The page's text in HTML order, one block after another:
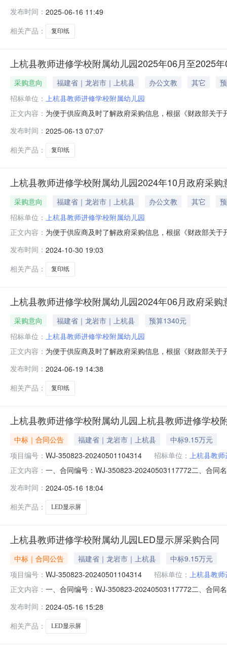
方）：龙岩市联丰纸业有限公司地址：福建省龙岩市新
详
发布时间： 2025-06-16 11:49
相关产品：
复印纸
上杭县教师进修学校附属幼儿园2025年06月至2025
采购意向 福建省｜龙岩市｜上杭县 办公文教 其它
招标单位： 上杭县教师进修学校附属幼儿园
正文内容： 为便于供应商及时了解政府采购信息，根据《财政部关
内容：复印纸采购数量：10包主要功能或目标：办公室
作的初步安排，具体
发布时间： 2025-06-13 07:07
相关产品：
复印纸
上杭县教师进修学校附属幼儿园2024年10月政府采购
采购意向 福建省｜龙岩市｜上杭县 办公文教 其它
招标单位： 上杭县教师进修学校附属幼儿园
正文内容： 为便于供应商及时了解政府采购信息，根据《财政部关
75克0.2412002024年10月办公需求本次公开的采购意向
2024年10月30
发布时间： 2024-10-30 19:03
相关产品：
复印纸
上杭县教师进修学校附属幼儿园2024年06月政府采购
采购意向 福建省｜龙岩市｜上杭县
预算1340元
招标单位： 上杭县教师进修学校附属幼儿园
正文内容： 为便于供应商及时了解政府采购信息，根据《财政部关
需求0.1340002024年06月无本次公开的采购意向是本单
月19日
发布时间： 2024-06-19 14:38
相关产品：
复印纸
上杭县教师进修学校附属幼儿园上杭县教师进修学
中标｜合同公告 福建省｜龙岩市｜上杭县
中标9.15万元
项目编号： WJ-350823-20240501104314 招标单位： 上杭县教
正文内容： 一、合同编号：WJ-350823-20240503117772二、合同
供应商(乙方)：一鸣信息科技（福建）有限公司地址：
发布时间： 2024-05-16 18:04
相关产品：
LED显示屏
上杭县教师进修学校附属幼儿园LED显示屏采购合同
中标｜合同公告 福建省｜龙岩市｜上杭县
中标9.15万元
项目编号： WJ-350823-20240501104314 招标单位： 上杭县教
正文内容： 一、合同编号：WJ-350823-20240503117772二、合同
18060190388供应商（乙方）：一鸣信息科技（福建）
发布时间： 2024-05-16 15:28
相关产品：
LED显示屏